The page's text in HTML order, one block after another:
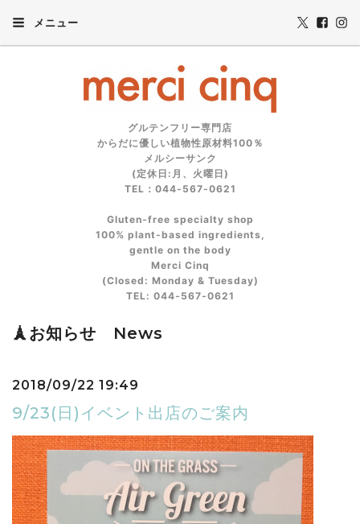
メニュー
グルテンフリー専門店
からだに優しい植物性原材料100％
メルシーサンク
(定休日:月、火曜日)
TEL：044-567-0621
Gluten‑free specialty shop
100% plant‑based ingredients,
gentle on the body
Merci Cinq
(Closed: Monday & Tuesday)
TEL: 044‑567‑0621
🗼お知らせ News
2018/09/22 19:49
9/23(日)イベント出店のご案内